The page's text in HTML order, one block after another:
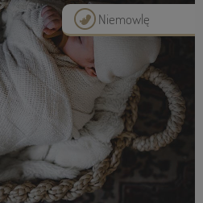
Niemowlę